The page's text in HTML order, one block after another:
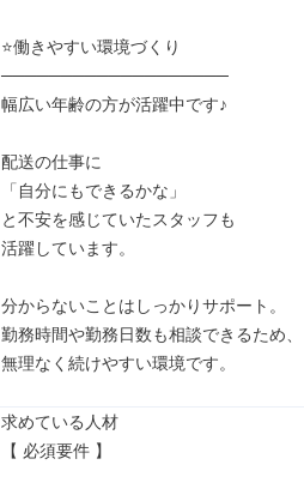
⭐働きやすい環境づくり
───────────────────
幅広い年齢の方が活躍中です♪
配送の仕事に
「自分にもできるかな」
と不安を感じていたスタッフも
活躍しています。
分からないことはしっかりサポート。
勤務時間や勤務日数も相談できるため、
無理なく続けやすい環境です。
求めている人材
【 必須要件 】